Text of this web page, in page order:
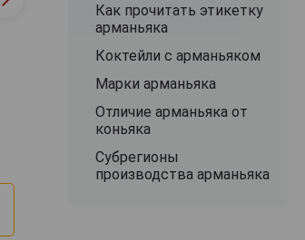
Как прочитать этикетку
арманьяка
Коктейли с арманьяком
Марки арманьяка
Отличие арманьяка от
коньяка
Субрегионы
производства арманьяка